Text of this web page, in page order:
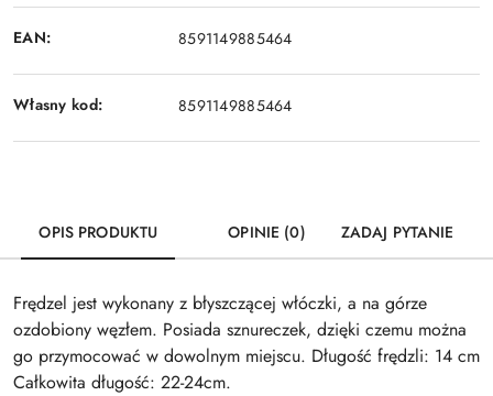
EAN: 8591149885464
Własny kod: 8591149885464
OPIS PRODUKTU OPINIE (0) ZADAJ PYTANIE
Frędzel jest wykonany z błyszczącej włóczki, a na górze
ozdobiony węzłem. Posiada sznureczek, dzięki czemu można
go przymocować w dowolnym miejscu. Długość frędzli: 14 cm
Całkowita długość: 22-24cm.